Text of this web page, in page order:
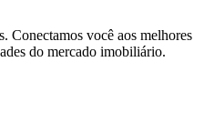
Conectamos você aos melhores
do mercado imobiliário.